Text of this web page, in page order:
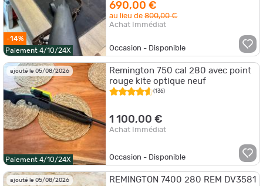
-14%
Paiement 4/10/24X
690,00 €
au lieu de800,00 €
Achat Immédiat
Occasion - Disponible
ajouté le 05/08/2026
Paiement 4/10/24X
Remington 750 cal 280 avec point
rouge kite optique neuf
(136)
1 100,00 €
Achat Immédiat
Occasion - Disponible
ajouté le 05/08/2026 REMINGTON 7400 280 REM DV3581